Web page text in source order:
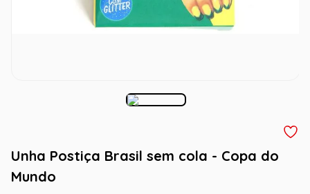
Unha Postiça Brasil sem cola - Copa do
Mundo